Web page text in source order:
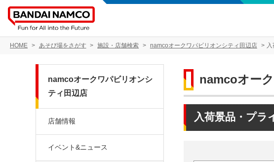
HOME あそび場をさがす 施設・店舗検索 namcoオークワパビリオンシティ田辺店
namcoオー
入荷景品・プラ
namcoオークワパビリオンシ
ティ田辺店
店舗情報
イベント&ニュース